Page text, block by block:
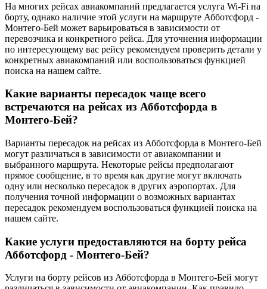
На многих рейсах авиакомпаний предлагается услуга Wi-Fi на
борту, однако наличие этой услуги на маршруте Абботсфорд -
Монтего-Бей может варьироваться в зависимости от
перевозчика и конкретного рейса. Для уточнения информации
по интересующему вас рейсу рекомендуем проверить детали у
конкретных авиакомпаний или воспользоваться функцией
поиска на нашем сайте.
Какие варианты пересадок чаще всего
встречаются на рейсах из Абботсфорда в
Монтего-Бей?
Варианты пересадок на рейсах из Абботсфорда в Монтего-Бей
могут различаться в зависимости от авиакомпании и
выбранного маршрута. Некоторые рейсы предполагают
прямое сообщение, в то время как другие могут включать
одну или несколько пересадок в других аэропортах. Для
получения точной информации о возможных вариантах
пересадок рекомендуем воспользоваться функцией поиска на
нашем сайте.
Какие услуги предоставляются на борту рейса
Абботсфорд - Монтего-Бей?
Услуги на борту рейсов из Абботсфорда в Монтего-Бей могут